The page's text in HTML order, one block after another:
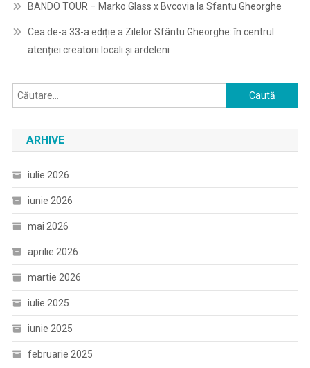
BANDO TOUR – Marko Glass x Bvcovia la Sfantu Gheorghe
Cea de-a 33-a ediție a Zilelor Sfântu Gheorghe: în centrul
atenției creatorii locali și ardeleni
Caută
după:
ARHIVE
iulie 2026
iunie 2026
mai 2026
aprilie 2026
martie 2026
iulie 2025
iunie 2025
februarie 2025